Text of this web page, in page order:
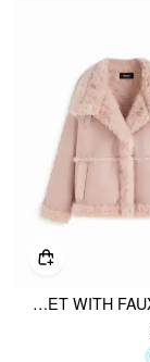
FAUX SHEARLING BELTED OVERSIZED JACKET WITH FAUX FUR TRIM